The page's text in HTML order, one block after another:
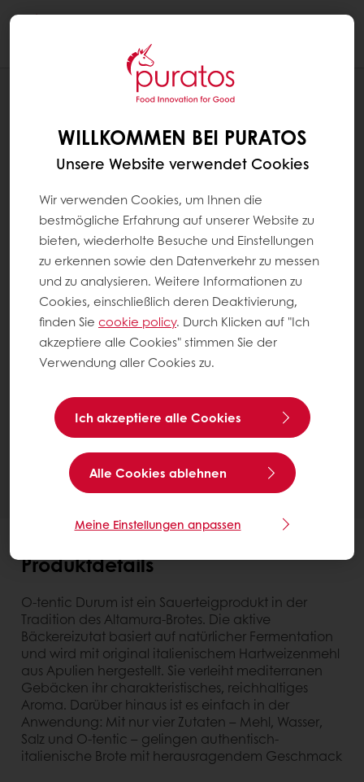
O-tentic Durum
Kontaktieren Sie uns
Benötigen Sie weitere Informationen? Wir helfen
Ihnen gerne.
Produktdetails
O-tentic Durum ist ein Sauerteigprodukt in der
Tradition des Altamura-Brotes. Die aktive
Bäckereizutat basiert auf natürlicher Fermentation
und wird mit original italienischem Hartweizenmehl
aus Apulien hergestellt. Sie verleiht mediterranen
Gebäcken ihr charakteristisches, reichhaltiges
Aroma. Darüber hinaus ist es einfach in der
Anwendung: Mit nur vier Zutaten – Mehl, Wasser,
Salz und O-tentic – gelingen authentisch-
italienische Brote mit herausragendem Geschmack
WILLKOMMEN BEI PURATOS
Unsere Website verwendet Cookies
Wir verwenden Cookies, um Ihnen die
bestmögliche Erfahrung auf unserer Website zu
bieten, wiederholte Besuche und Einstellungen
zu erkennen sowie den Datenverkehr zu messen
und zu analysieren. Weitere Informationen zu
Cookies, einschließlich deren Deaktivierung,
finden Sie cookie policy. Durch Klicken auf "Ich
akzeptiere alle Cookies" stimmen Sie der
Verwendung aller Cookies zu.
Ich akzeptiere alle Cookies
Alle Cookies ablehnen
Meine Einstellungen anpassen